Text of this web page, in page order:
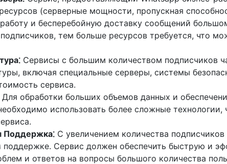
(серверные мощности, пропускная
и бесперебойную доставку сообщений
тем больше ресурсов требуется, что
Сервисы с большим количеством подписчиков
включая специальные серверы, системы
сервиса.
Для обработки больших объемов данных и
использовать более сложные
Поддержка⁚ С увеличением количества
поддержке. Сервис должен обеспечить быструю и
и ответов на вопросы большого количества